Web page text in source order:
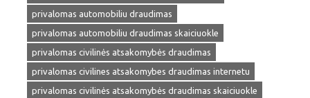
privalomas automobiliu draudimas
privalomas automobiliu draudimas skaiciuokle
privalomas civilinės atsakomybės draudimas
privalomas civilines atsakomybes draudimas internetu
privalomas civilinės atsakomybės draudimas skaiciuokle